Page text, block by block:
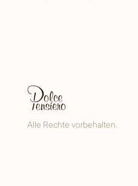
Alle Rechte vorbehalten.